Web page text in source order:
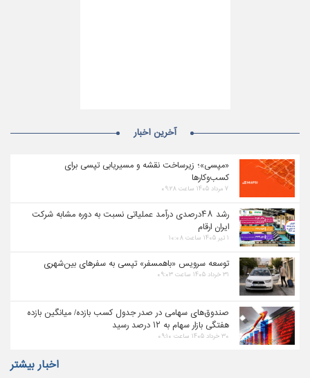
آخرین اخبار
«مپسی»؛ زیرساخت نقشه و مسیریابی تپسی برای
کسب‌وکارها
۷ مرداد ۱۴۰۵ ساعت ۰۹:۲۸
رشد ۴۸درصدی درآمد عملیاتی نسبت به دوره مشابه شرکت
ایران ارقام
۱ تیر ۱۴۰۵ ساعت ۱۰:۰۸
توسعه سرویس «باهمسفر» تپسی به سفرهای بین‌شهری
۳۱ خرداد ۱۴۰۵ ساعت ۰۹:۰۳
صندوق‌های سهامی در صدر جدول کسب بازده/ میانگین بازده
هفتگی بازار سهام به ۱۲ درصد رسید
۳۰ خرداد ۱۴۰۵ ساعت ۰۹:۱۰
اخبار بیشتر